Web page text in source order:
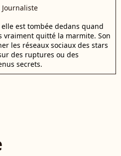
Journaliste
est tombée dedans quand
vraiment quitté la marmite. Son
les réseaux sociaux des stars
des ruptures ou des
secrets.